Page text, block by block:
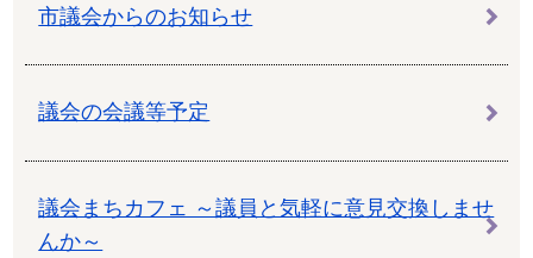
市議会からのお知らせ
議会の会議等予定
議会まちカフェ ～議員と気軽に意見交換しませ
んか～